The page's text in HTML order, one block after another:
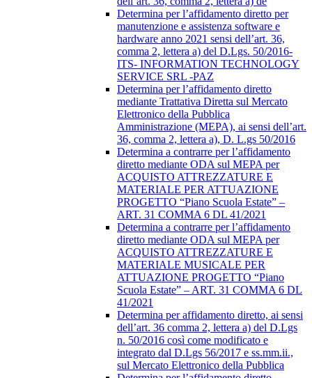
Determina per l’affidamento diretto per
manutenzione e assistenza software e
hardware anno 2021 sensi dell’art. 36,
comma 2, lettera a) del D.Lgs. 50/2016-
ITS- INFORMATION TECHNOLOGY
SERVICE SRL -PAZ
Determina per l’affidamento diretto
mediante Trattativa Diretta sul Mercato
Elettronico della Pubblica
Amministrazione (MEPA), ai sensi dell’art.
36, comma 2, lettera a), D. L.gs 50/2016
Determina a contrarre per l’affidamento
diretto mediante ODA sul MEPA per
ACQUISTO ATTREZZATURE E
MATERIALE PER ATTUAZIONE
PROGETTO “Piano Scuola Estate” –
ART. 31 COMMA 6 DL 41/2021
Determina a contrarre per l’affidamento
diretto mediante ODA sul MEPA per
ACQUISTO ATTREZZATURE E
MATERIALE MUSICALE PER
ATTUAZIONE PROGETTO “Piano
Scuola Estate” – ART. 31 COMMA 6 DL
41/2021
Determina per affidamento diretto, ai sensi
dell’art. 36 comma 2, lettera a) del D.Lgs
n. 50/2016 così come modificato e
integrato dal D.Lgs 56/2017 e ss.mm.ii.,
sul Mercato Elettronico della Pubblica